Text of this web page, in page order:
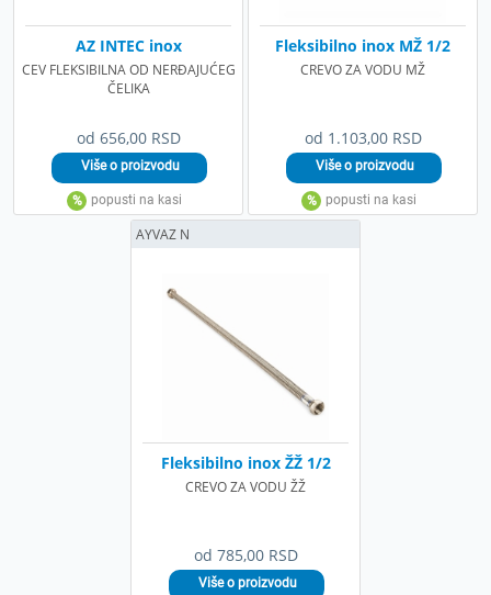
od 656,00 RSD
AZ INTEC inox
CEV FLEKSIBILNA OD NERĐAJUĆEG
ČELIKA
od 1.103,00 RSD
Fleksibilno inox MŽ 1/2
CREVO ZA VODU MŽ
od 785,00 RSD
Fleksibilno inox ŽŽ 1/2
CREVO ZA VODU ŽŽ
AYVAZ N